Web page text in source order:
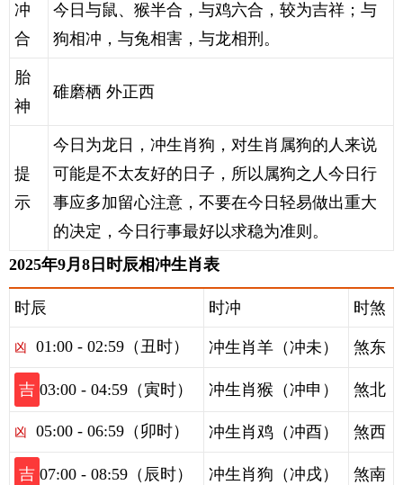
冲
合
今日与鼠、猴半合，与鸡六合，较为吉祥；与
狗相冲，与兔相害，与龙相刑。
胎
神
碓磨栖 外正西
提
示
今日为龙日，冲生肖狗，对生肖属狗的人来说
可能是不太友好的日子，所以属狗之人今日行
事应多加留心注意，不要在今日轻易做出重大
的决定，今日行事最好以求稳为准则。
2025年9月8日时辰相冲生肖表
时辰 时冲 时煞
凶 01:00 - 02:59（丑时） 冲生肖羊（冲未） 煞东
吉 03:00 - 04:59（寅时） 冲生肖猴（冲申） 煞北
凶 05:00 - 06:59（卯时） 冲生肖鸡（冲酉） 煞西
吉 07:00 - 08:59（辰时） 冲生肖狗（冲戌） 煞南